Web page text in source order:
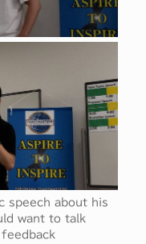
speech about his
want to talk